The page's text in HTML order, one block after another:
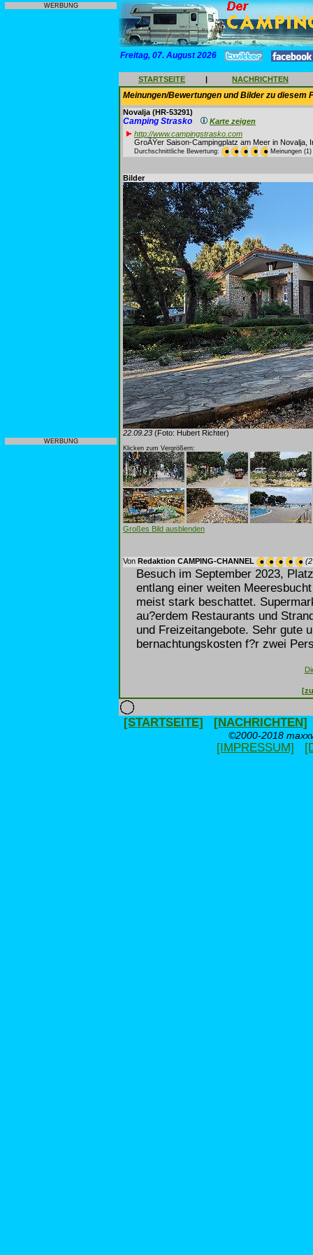
WERBUNG
WERBUNG
Freitag, 07. August 2026
STARTSEITE | NACHRICHTEN
Meinungen/Bewertungen und Bilder zu diesem
Novalja (HR-53291)
Camping Strasko
Karte zeigen
http://www.campingstrasko.com
GroÃŸer Saison-Campingplatz am Meer in Novalja,
Durchschnittliche Bewertung: Meinungen (1)
Bilder
22.09.23 (Foto: Hubert Richter)
Klicken zum Vergrößern:
Großes Bild ausblenden
Von Redaktion CAMPING-CHANNEL
Besuch im September 2023,
entlang einer weiten
meist stark beschattet.
au?erdem Restaurants und
und Freizeitangebote. Sehr gute
bernachtungskosten f?r zwei
[STARTSEITE] [NACHRICHTEN]
©2000-2018
[IMPRESSUM]